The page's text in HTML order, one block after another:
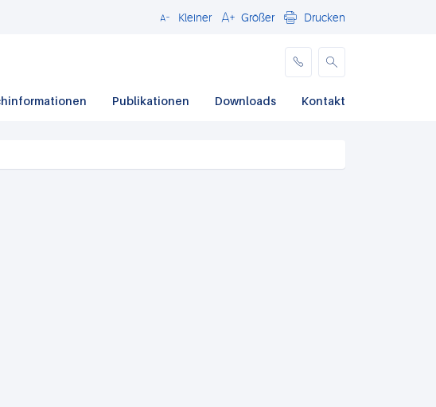
Schließen
Kleiner Größer Drucken
Publikationen Downloads Kontakt